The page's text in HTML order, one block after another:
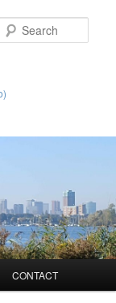
CONTACT